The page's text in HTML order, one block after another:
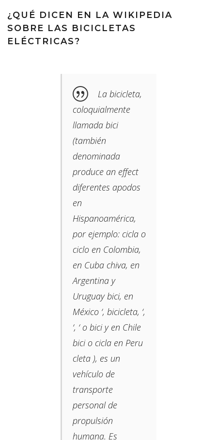
¿QUÉ DICEN EN LA WIKIPEDIA
SOBRE LAS BICICLETAS
ELÉCTRICAS?
La bicicleta,
coloquialmente
llamada bici​
(también
denominada
produce an effect
diferentes apodos
en
Hispanoamérica,
por ejemplo: cicla o
ciclo​ en Colombia,​
en Cuba chiva, en
Argentina y
Uruguay bici, en
México ‘, bicicleta, ‘,
‘, ‘ o bici y en Chile
bici o cicla en Peru
cleta ​​), es un
vehículo de
transporte
personal de
propulsión
humana. Es